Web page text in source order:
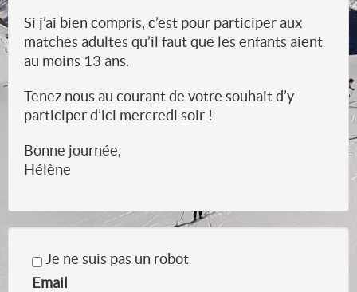
Si j’ai bien compris, c’est pour participer aux
matches adultes qu’il faut que les enfants aient
au moins 13 ans.
Tenez nous au courant de votre souhait d’y
participer d’ici mercredi soir !
Bonne journée,
Hélène
Je ne suis pas un robot
Email